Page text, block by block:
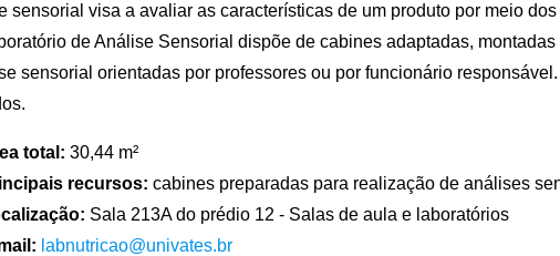
sensorial visa a avaliar as características de um produto por meio
de Análise Sensorial dispõe de cabines adaptadas,
sensorial orientadas por professores ou por funcionário
total: 30,44 m²
recursos: cabines preparadas para realização de análises
Sala 213A do prédio 12 - Salas de aula e laboratórios
labnutricao@univates.br